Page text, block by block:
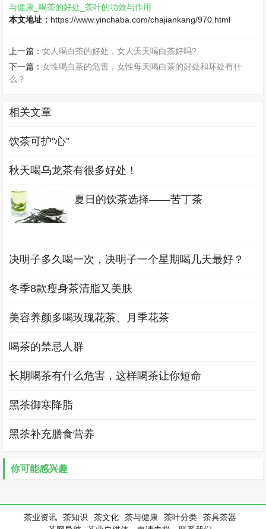
与健康_喝茶的好处_茶叶的功效与作用
本文地址： https://www.yinchaba.com/chajiankang/970.html
上一篇：女人喝白茶的好处，女人天天喝白茶好吗?
下一篇：女性喝白茶的危害，女性每天喝白茶的好处和坏处有什
么？
相关文章
饮茶可护“心”
秋天喝乌龙茶有很多好处！
夏日的饮茶选择——苦丁茶
决明子多久喝一次，决明子一个星期喝几天最好？
冬季8款瘦身茶清脂又美肤
美容养颜多喝玫瑰花茶、月季花茶
喝茶的禁忌人群
长期喝茶有什么危害，这样喝茶让你短命
黑茶御寒降脂
黑茶补充膳食营养
你可能感兴趣
茶业资讯 茶知识 茶文化 茶与健康 茶叶分类
茶具茶器